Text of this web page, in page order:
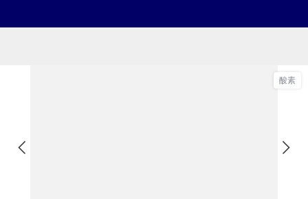
酸素